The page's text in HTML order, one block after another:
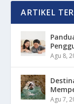
ARTIKEL
Agu 8,
Agu 7,